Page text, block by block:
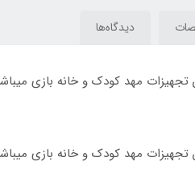
دیدگاه‌ها
مهد کودک و خانه بازی
مهد کودک و خانه بازی